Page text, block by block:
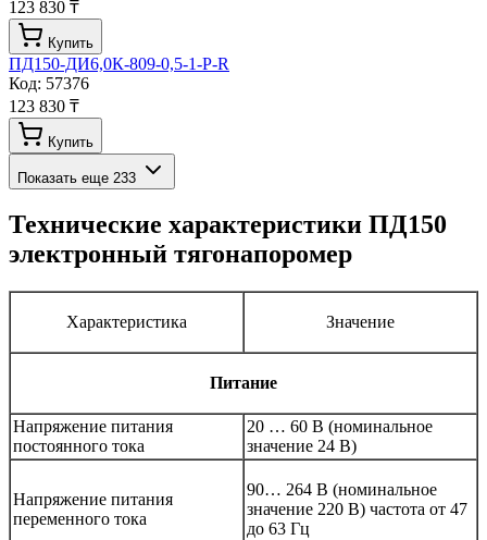
123 830 ₸
Купить
ПД150-ДИ6,0К-809-0,5-1-Р-R
Код: 57376
123 830 ₸
Купить
Показать еще 233
Технические характеристики ПД150
электронный тягонапоромер
Характеристика Значение
Питание
Напряжение питания
постоянного тока
20 … 60 В (номинальное
значение 24 В)
Напряжение питания
переменного тока
90… 264 В (номинальное
значение 220 В) частота от 47
до 63 Гц